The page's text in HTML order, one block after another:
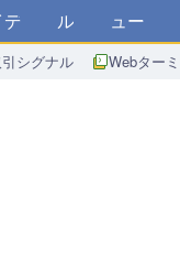
ア アルゴ ニュース
シグナル Webター
マネーストック